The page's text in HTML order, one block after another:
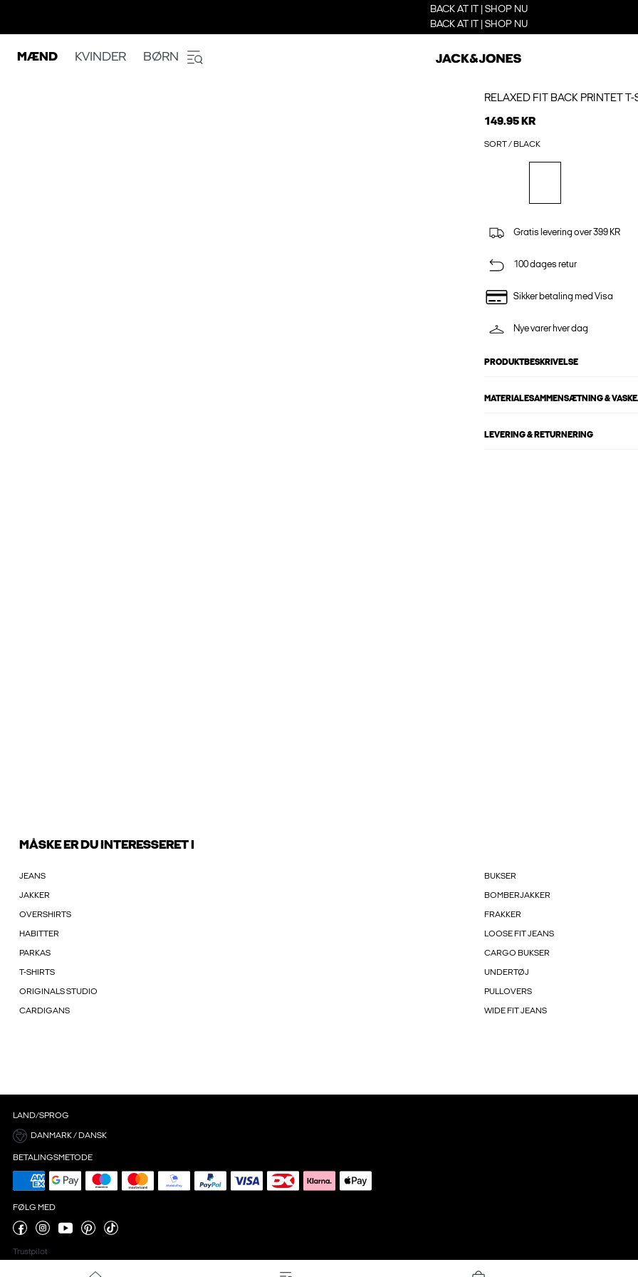
BACK AT IT | SHOP NU
BACK AT IT | SHOP NU
MÆND KVINDER BØRN
RELAXED FIT BACK PRINTET T-
149.95 KR
SORT / BLACK
Gratis levering over 399 KR
100 dages retur
Sikker betaling med Visa
Nye varer hver dag
PRODUKTBESKRIVELSE
MATERIALESAMMENSÆTNING &
LEVERING & RETURNERING
MÅSKE ER DU INTERESSERET I
JEANS BUKSER
JAKKER BOMBERJAKKER
OVERSHIRTS FRAKKER
HABITTER LOOSE FIT JEANS
PARKAS CARGO BUKSER
T-SHIRTS UNDERTØJ
ORIGINALS STUDIO PULLOVERS
CARDIGANS WIDE FIT JEANS
LAND/SPROG
DANMARK / DANSK
BETALINGSMETODE
FØLG MED
Trustpilot